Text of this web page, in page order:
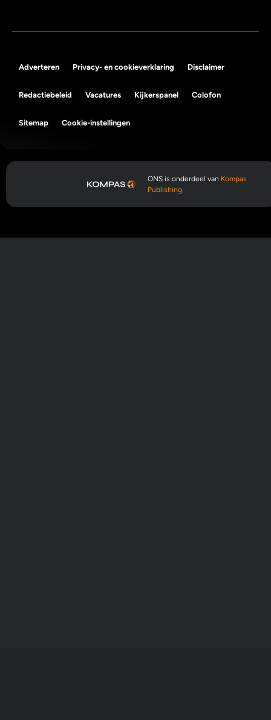
Adverteren Privacy- en cookieverklaring Disclaimer
Redactiebeleid Vacatures Kijkerspanel Colofon
Sitemap Cookie-instellingen
ONS is onderdeel van Kompas
Publishing